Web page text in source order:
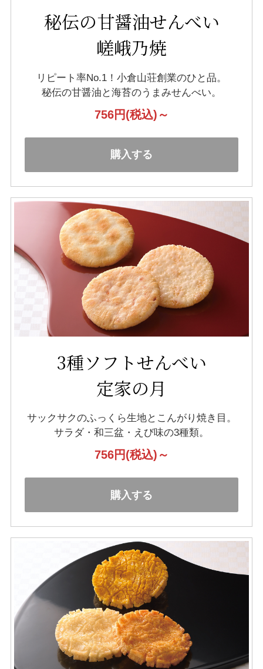
秘伝の甘醤油せんべい
嵯峨乃焼
リピート率No.1！小倉山荘創業のひと品。
秘伝の甘醤油と海苔のうまみせんべい。
756円(税込)～
購入する
3種ソフトせんべい
定家の月
サックサクのふっくら生地とこんがり焼き目。
サラダ・和三盆・えび味の3種類。
756円(税込)～
購入する